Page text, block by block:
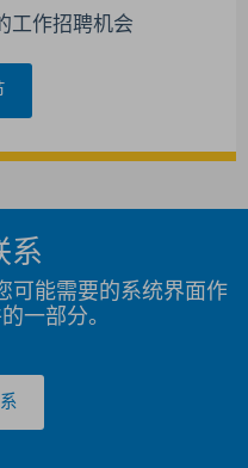
工作招聘机会
系
可能需要的系统界面作
一部分。